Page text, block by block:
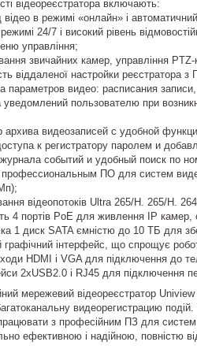
відеореєстратора включають:
відео в режимі «онлайн» і
24/7 і високий рівень
управління;
звичайних камер, управління
віддаленої настройки реєстратора з
параметров видео: расписания
уведомлений пользователю при
архива видеозаписей с удобной
к регистратору паролем и
событий и удобный поиск по
ПО для систем
відеопотоків Ultra 265/H. 265/H.
4 портів PoE для живлення IP
1 диск SATA ємністю до 10 ТБ для
графічний інтерфейс, що спрощує
HDMI і VGA для підключення до
2хUSB2.0 і RJ45 для підключення
мережевий відеореєстратор Uniview
видеорегистрацию
з професійним ПЗ для систем
ефективною і надійною, повністю